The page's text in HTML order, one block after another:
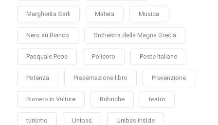
Margherita Sarli Matera Musica
Nero su Bianco Orchestra della Magna Grecia
Pasquale Pepe Policoro Poste Italiane
Potenza Presentazione libro Prevenzione
Rionero in Vulture Rubriche teatro
turismo Unibas Unibas Inside